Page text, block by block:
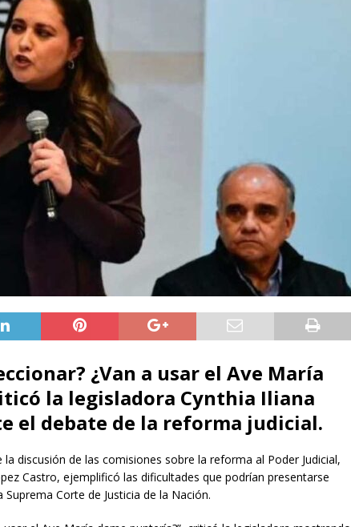
¿Van a usar el Ave María
la legisladora Cynthia Iliana
el debate de la reforma judicial.
la discusión de las comisiones sobre la reforma al Poder Judicial,
Castro, ejemplificó las dificultades que podrían presentarse
Corte de Justicia de la Nación.